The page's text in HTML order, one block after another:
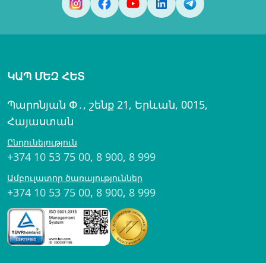
ԿԱՊ ՄԵԶ ՀԵՏ
Պարոնյան Փ․, շենք 21, Երևան, 0015,
Հայաստան
Ընդունելություն
+374 10 53 75 00, 8 900, 8 999
Ամբուլատոր ծառայություններ
+374 10 53 75 00, 8 900, 8 999